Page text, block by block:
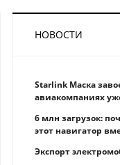
НОВОСТИ
Starlink Маска
авиакомпаниях
6 млн загрузок:
этот навигатор
Экспорт